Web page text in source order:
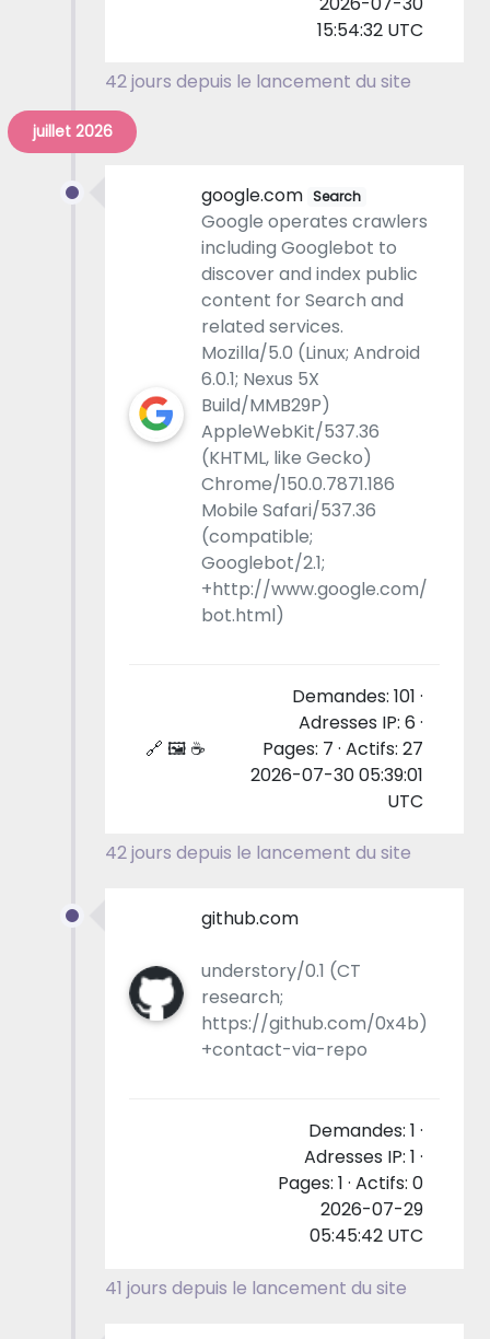
15:54:32 UTC
42 jours depuis le lancement du site
juillet 2026
google.com Search
Google operates crawlers
including Googlebot to
discover and index public
content for Search and
related services.
Mozilla/5.0 (Linux; Android
6.0.1; Nexus 5X
Build/MMB29P)
AppleWebKit/537.36
(KHTML, like Gecko)
Chrome/150.0.7871.186
Mobile Safari/537.36
(compatible;
Googlebot/2.1;
+http://www.google.com/
bot.html)
🔗 🖼 ☕
Demandes: 101 ·
Adresses IP: 6 ·
Pages: 7 · Actifs: 27
2026-07-30 05:39:01
UTC
42 jours depuis le lancement du site
github.com
understory/0.1 (CT
research;
https://github.com/0x4b)
+contact-via-repo
Demandes: 1 ·
Adresses IP: 1 ·
Pages: 1 · Actifs: 0
2026-07-29
05:45:42 UTC
41 jours depuis le lancement du site